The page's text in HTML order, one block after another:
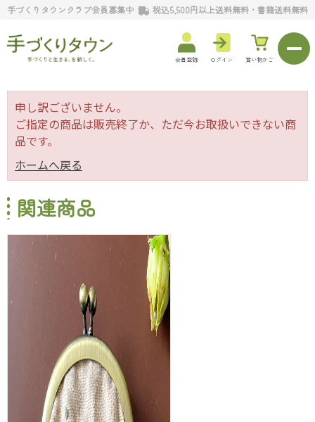
手づくりタウンクラブ会員募集中 税込5,500円以上送料無料・書籍送料無料
会員登録 ログイン 買い物かご
申し訳ございません。
ご指定の商品は販売終了か、ただ今お取扱いできない商
品です。
ホームへ戻る
関連商品